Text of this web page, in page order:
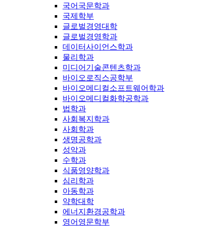
국어국문학과
국제학부
글로벌경영대학
글로벌경영학과
데이터사이언스학과
물리학과
미디어기술콘텐츠학과
바이오로직스공학부
바이오메디컬소프트웨어학과
바이오메디컬화학공학과
법학과
사회복지학과
사회학과
생명공학과
성악과
수학과
식품영양학과
심리학과
아동학과
약학대학
에너지환경공학과
영어영문학부